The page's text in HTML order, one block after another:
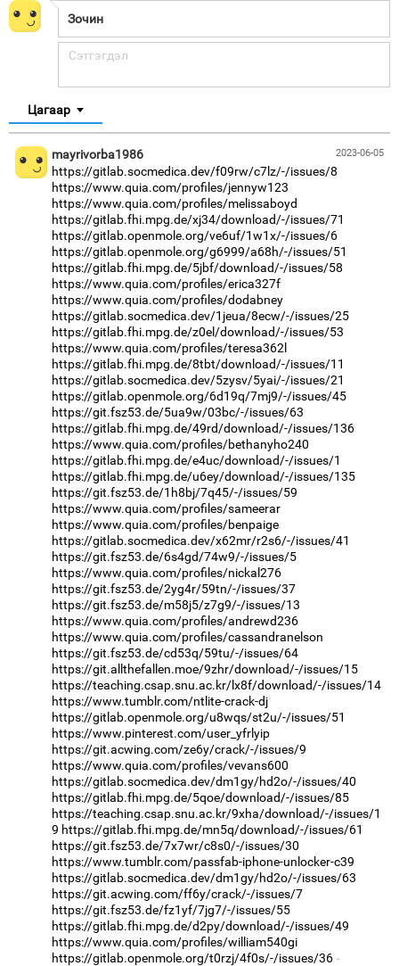
Цагаар
2023-06-05
mayrivorba1986
https://gitlab.socmedica.dev/f09rw/c7lz/-/issues/8
https://www.quia.com/profiles/jennyw123
https://www.quia.com/profiles/melissaboyd
https://gitlab.fhi.mpg.de/xj34/download/-/issues/71
https://gitlab.openmole.org/ve6uf/1w1x/-/issues/6
https://gitlab.openmole.org/g6999/a68h/-/issues/51
https://gitlab.fhi.mpg.de/5jbf/download/-/issues/58
https://www.quia.com/profiles/erica327f
https://www.quia.com/profiles/dodabney
https://gitlab.socmedica.dev/1jeua/8ecw/-/issues/25
https://gitlab.fhi.mpg.de/z0el/download/-/issues/53
https://www.quia.com/profiles/teresa362l
https://gitlab.fhi.mpg.de/8tbt/download/-/issues/11
https://gitlab.socmedica.dev/5zysv/5yai/-/issues/21
https://gitlab.openmole.org/6d19q/7mj9/-/issues/45
https://git.fsz53.de/5ua9w/03bc/-/issues/63
https://gitlab.fhi.mpg.de/49rd/download/-/issues/136
https://www.quia.com/profiles/bethanyho240
https://gitlab.fhi.mpg.de/e4uc/download/-/issues/1
https://gitlab.fhi.mpg.de/u6ey/download/-/issues/135
https://git.fsz53.de/1h8bj/7q45/-/issues/59
https://www.quia.com/profiles/sameerar
https://www.quia.com/profiles/benpaige
https://gitlab.socmedica.dev/x62mr/r2s6/-/issues/41
https://git.fsz53.de/6s4gd/74w9/-/issues/5
https://www.quia.com/profiles/nickal276
https://git.fsz53.de/2yg4r/59tn/-/issues/37
https://git.fsz53.de/m58j5/z7g9/-/issues/13
https://www.quia.com/profiles/andrewd236
https://www.quia.com/profiles/cassandranelson
https://git.fsz53.de/cd53q/59tu/-/issues/64
https://git.allthefallen.moe/9zhr/download/-/issues/15
https://teaching.csap.snu.ac.kr/lx8f/download/-/issues/14
https://www.tumblr.com/ntlite-crack-dj
https://gitlab.openmole.org/u8wqs/st2u/-/issues/51
https://www.pinterest.com/user_yfrlyip
https://git.acwing.com/ze6y/crack/-/issues/9
https://www.quia.com/profiles/vevans600
https://gitlab.socmedica.dev/dm1gy/hd2o/-/issues/40
https://gitlab.fhi.mpg.de/5qoe/download/-/issues/85
https://teaching.csap.snu.ac.kr/9xha/download/-/issues/1
9 https://gitlab.fhi.mpg.de/mn5q/download/-/issues/61
https://git.fsz53.de/7x7wr/c8s0/-/issues/30
https://www.tumblr.com/passfab-iphone-unlocker-c39
https://gitlab.socmedica.dev/dm1gy/hd2o/-/issues/63
https://git.acwing.com/ff6y/crack/-/issues/7
https://git.fsz53.de/fz1yf/7jg7/-/issues/55
https://gitlab.fhi.mpg.de/d2py/download/-/issues/49
https://www.quia.com/profiles/william540gi
https://gitlab.openmole.org/t0rzj/4f0s/-/issues/36